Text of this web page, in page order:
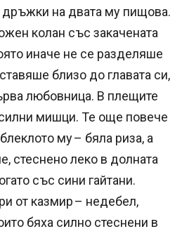
дръжки на двата му пищова.
колан със закачената
иначе не се разделяше
близо до главата си,
любовница. В плещите
мишци. Те още повече
му – бяла риза, а
стеснено леко в долната
със сини гайтани.
от казмир – недебел,
бяха силно стеснени в